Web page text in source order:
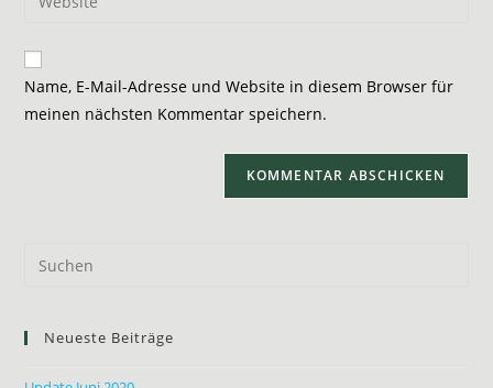
ein
Mail-
zum
Kommentieren
ein
Website-
URL
Name, E-Mail-Adresse und Website in diesem Browser für
meinen nächsten Kommentar speichern.
Neueste Beiträge